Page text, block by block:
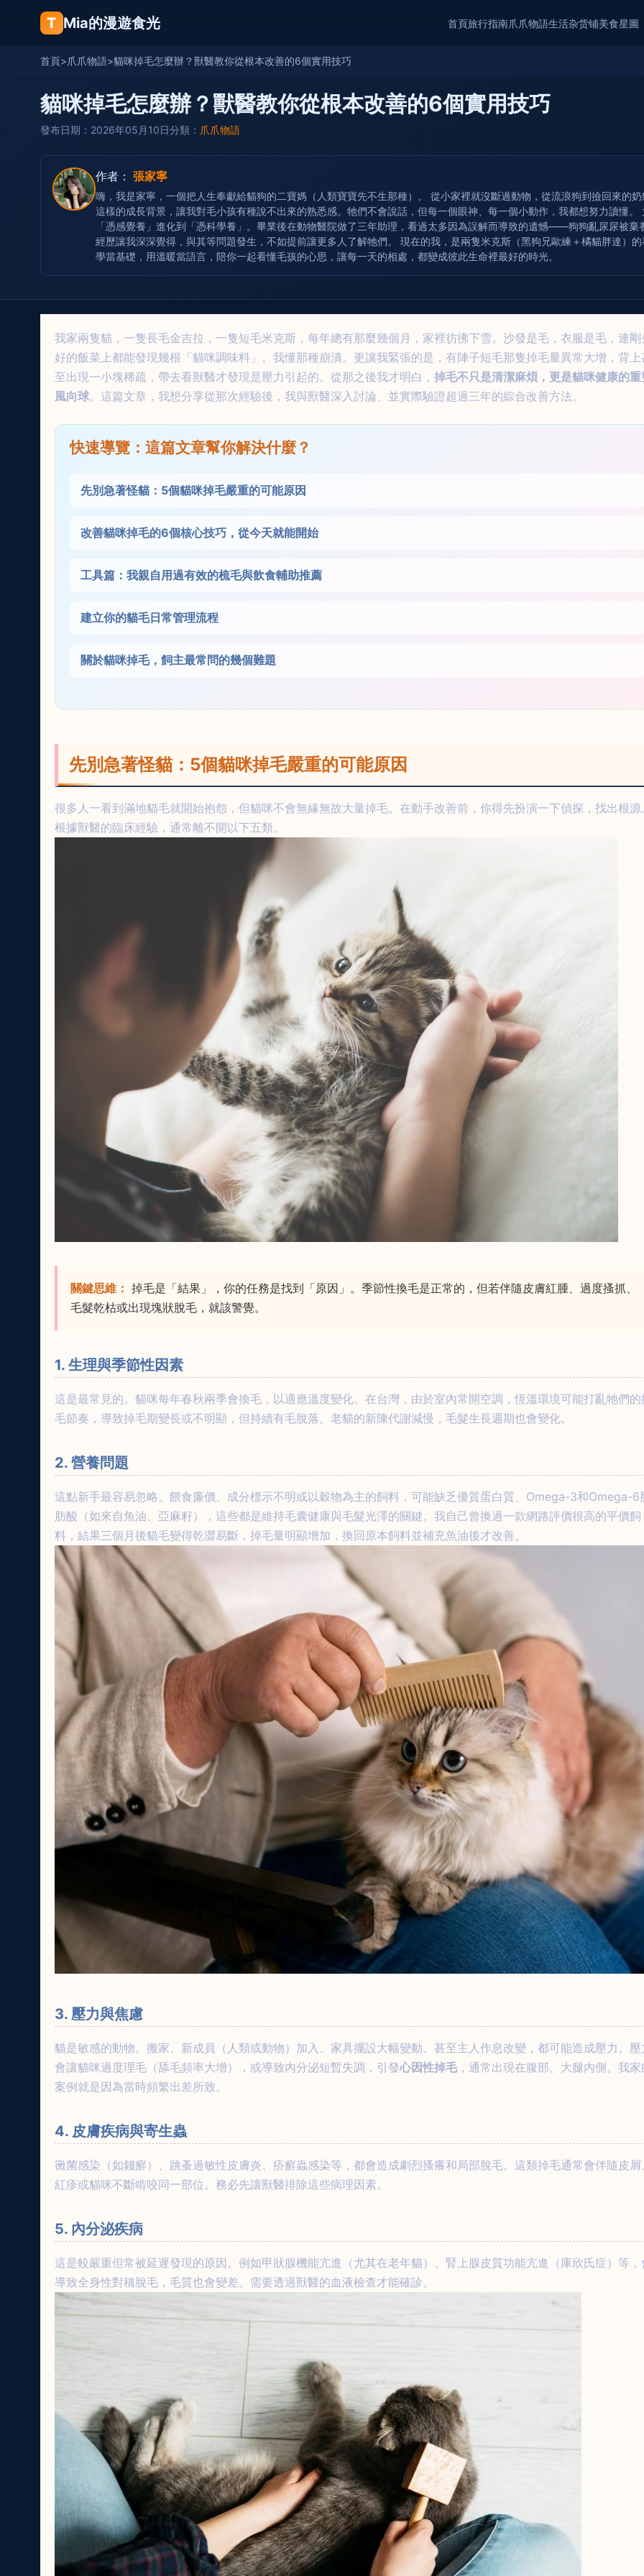
T Mia的漫遊食光 首頁旅行指南爪爪物語生活杂货铺美食星圖
首頁>爪爪物語>貓咪掉毛怎麼辦？獸醫教你從根本改善的6個實用技巧
貓咪掉毛怎麼辦？獸醫教你從根本改善的6個實用技巧
發布日期：2026年05月10日分類： 爪爪物語
作者： 張家寧
嗨，我是家寧，一個把人生奉獻給貓狗的二寶媽（人類寶寶先不生那種）。 從小家裡就沒斷過動物，從流浪狗到撿回來的
這樣的成長背景，讓我對毛小孩有種說不出來的熟悉感。牠們不會說話，但每一個眼神、每一個小動作，我都想努力讀懂
「憑感覺養」進化到「憑科學養」。畢業後在動物醫院做了三年助理，看過太多因為誤解而導致的遺憾——狗狗亂尿尿被
經歷讓我深深覺得，與其等問題發生，不如提前讓更多人了解牠們。 現在的我，是兩隻米克斯（黑狗兄歐練＋橘貓胖達）
學當基礎，用溫暖當語言，陪你一起看懂毛孩的心思，讓每一天的相處，都變成彼此生命裡最好的時光。
我家兩隻貓，一隻長毛金吉拉，一隻短毛米克斯，每年總有那麼幾個月，家裡彷彿下雪。沙發是毛，衣服是毛，連剛
好的飯菜上都能發現幾根「貓咪調味料」。我懂那種崩潰。更讓我緊張的是，有陣子短毛那隻掉毛量異常大增，背上
至出現一小塊稀疏，帶去看獸醫才發現是壓力引起的。從那之後我才明白， 掉毛不只是清潔麻煩，更是貓咪健康的重
風向球。這篇文章，我想分享從那次經驗後，我與獸醫深入討論、並實際驗證超過三年的綜合改善方法。
快速導覽：這篇文章幫你解決什麼？
先別急著怪貓：5個貓咪掉毛嚴重的可能原因
改善貓咪掉毛的6個核心技巧，從今天就能開始
工具篇：我親自用過有效的梳毛與飲食輔助推薦
建立你的貓毛日常管理流程
關於貓咪掉毛，飼主最常問的幾個難題
先別急著怪貓：5個貓咪掉毛嚴重的可能原因
很多人一看到滿地貓毛就開始抱怨，但貓咪不會無緣無故大量掉毛。在動手改善前，你得先扮演一下偵探，找出根源
根據獸醫的臨床經驗，通常離不開以下五類。
關鍵思維： 掉毛是「結果」，你的任務是找到「原因」。季節性換毛是正常的，但若伴隨皮膚紅腫、過度搔抓、
毛髮乾枯或出現塊狀脫毛，就該警覺。
1. 生理與季節性因素
這是最常見的。貓咪每年春秋兩季會換毛，以適應溫度變化。在台灣，由於室內常開空調，恆溫環境可能打亂牠們的
毛節奏，導致掉毛期變長或不明顯，但持續有毛脫落。老貓的新陳代謝減慢，毛髮生長週期也會變化。
2. 營養問題
這點新手最容易忽略。餵食廉價、成分標示不明或以穀物為主的飼料，可能缺乏優質蛋白質、Omega-3和Omega-6
肪酸（如來自魚油、亞麻籽），這些都是維持毛囊健康與毛髮光澤的關鍵。我自己曾換過一款網路評價很高的平價飼
料，結果三個月後貓毛變得乾澀易斷，掉毛量明顯增加，換回原本飼料並補充魚油後才改善。
3. 壓力與焦慮
貓是敏感的動物。搬家、新成員（人類或動物）加入、家具擺設大幅變動、甚至主人作息改變，都可能造成壓力。壓
會讓貓咪過度理毛（舔毛頻率大增），或導致內分泌短暫失調，引發心因性掉毛，通常出現在腹部、大腿內側。我家
案例就是因為當時頻繁出差所致。
4. 皮膚疾病與寄生蟲
黴菌感染（如錢癬）、跳蚤過敏性皮膚炎、疥癬蟲感染等，都會造成劇烈搔癢和局部脫毛。這類掉毛通常會伴隨皮屑
紅疹或貓咪不斷啃咬同一部位。務必先讓獸醫排除這些病理因素。
5. 內分泌疾病
這是較嚴重但常被延遲發現的原因。例如甲狀腺機能亢進（尤其在老年貓）、腎上腺皮質功能亢進（庫欣氏症）等，
導致全身性對稱脫毛，毛質也會變差。需要透過獸醫的血液檢查才能確診。